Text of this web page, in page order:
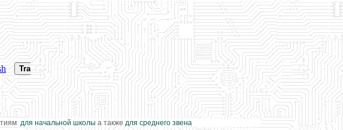
для начальной школыа такжедля среднего звена